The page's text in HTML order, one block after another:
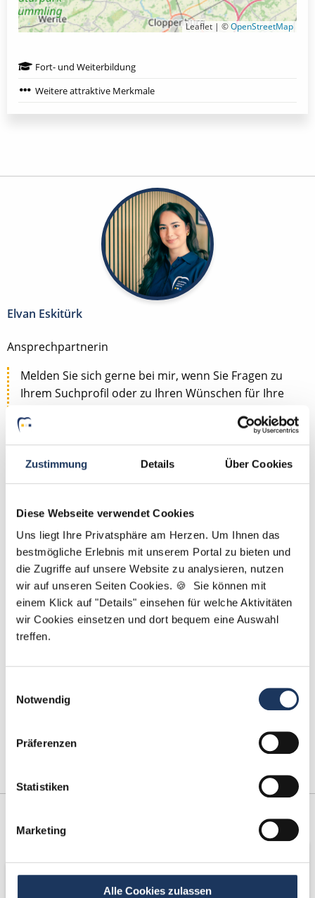
Zustimmung Details Über Cookies
Diese Webseite verwendet Cookies
Uns liegt Ihre Privatsphäre am Herzen. Um Ihnen das
bestmögliche Erlebnis mit unserem Portal zu bieten und
die Zugriffe auf unsere Website zu analysieren, nutzen
wir auf unseren Seiten Cookies. 🍪 Sie können mit
einem Klick auf "Details" einsehen für welche Aktivitäten
wir Cookies einsetzen und dort bequem eine Auswahl
treffen.
Notwendig
Präferenzen
Statistiken
Marketing
Alle Cookies zulassen
Leaflet | ©OpenStreetMap
Fort- und Weiterbildung
Weitere attraktive Merkmale
Elvan Eskitürk
Ansprechpartnerin
Melden Sie sich gerne bei mir, wenn Sie Fragen zu
Ihrem Suchprofil oder zu Ihren Wünschen für Ihre
PM haben. Gemeinsam finden wir die passende
Stelle für Sie. P.S.: Bei uns genügt Ihr Lebenslauf –
ein Anschreiben ist nicht erforderlich.
Kontakt
Tel.: +49 (0) 521 / 911 730 44
Fax: +49 (0) 521 / 911 730 41
bewerbung@dzas.de
Partner
Netzwerk-Partner